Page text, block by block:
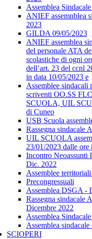
Assemblea
ANIEF assemnblea
2023
GILDA 09/05/2023
ANIEF assemblea
del personale ATA
scolastiche di ogni
dell’art. 23 del ccnl
in data 10/05/2023 e
Assemblee
scriventi OO.SS
SCUOLA, UIL
di Cuneo
USB Scuola
Rassegna sindacale
UIL SCUOLA
23/01/2023 dalle ore
Incontro Neoassunti
Dic. 2022
Assemblee
Precongressuali
Assemblea DSGA -
Rassegna sindacale
Dicembre 2022
Assemblea
Assemblea
SCIOPERI